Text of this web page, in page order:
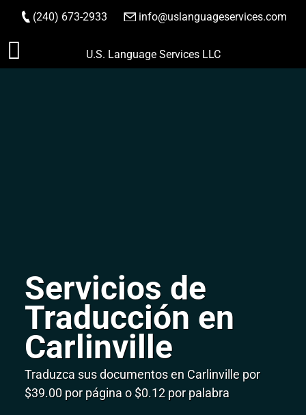
Saltar
(240) 673-2933 info@uslanguageservices.com
HACER PEDIDO
U.S. Language Services LLC
Servicios de
Traducción en
Carlinville
Traduzca sus documentos en Carlinville por
$39.00 por página o $0.12 por palabra